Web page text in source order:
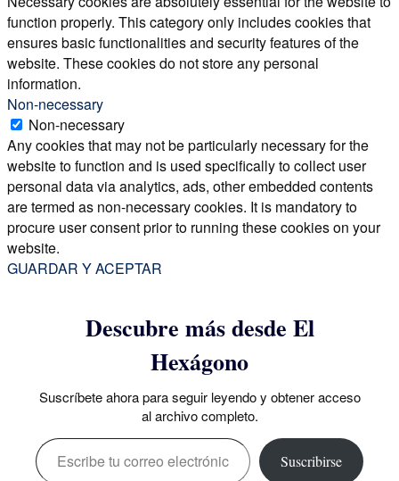
function properly. This category only includes cookies that
ensures basic functionalities and security features of the
website. These cookies do not store any personal
information.
Non-necessary
Non-necessary
Any cookies that may not be particularly necessary for the
website to function and is used specifically to collect user
personal data via analytics, ads, other embedded contents
are termed as non-necessary cookies. It is mandatory to
procure user consent prior to running these cookies on your
website.
GUARDAR Y ACEPTAR
Descubre más desde El
Hexágono
Suscríbete ahora para seguir leyendo y obtener acceso
al archivo completo.
Escribe tu correo electrónico…
Suscribirse